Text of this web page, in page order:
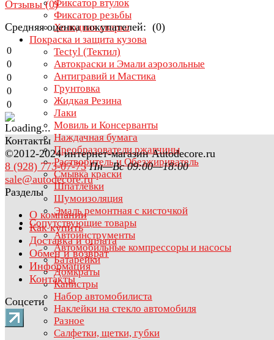
Фиксатор втулок
Фиксатор резьбы
Холодная сварка
Покраска и защита кузова
Tectyl (Тектил)
Автокраски и Эмали аэрозольные
Антигравий и Мастика
Грунтовка
Жидкая Резина
Лаки
Мовиль и Консерванты
Наждачная бумага
Преобразователи ржавчины
Растворитель и Обезжириватель
Смывка краски
Шпатлевки
Шумоизоляция
Эмаль ремонтная с кисточкой
Сопутствующие товары
Автоинструменты
Автомобильные компрессоры и насосы
Батарейки
Домкраты
Канистры
Набор автомобилиста
Наклейки на стекло автомобиля
Разное
Салфетки, щетки, губки
Отзывы (0)
Средняя оценка покупателей: (0)
0
0
0
0
0
Контакты
©2012-2024 интернет-магазин Autodecore.ru
8 (928) 773-07-75 Пн—Вс 09:00—18:00
sale@autodecore.ru
Разделы
О компании
Как купить
Доставка и оплата
Обмен и возврат
Информация
Контакты
Соцсети